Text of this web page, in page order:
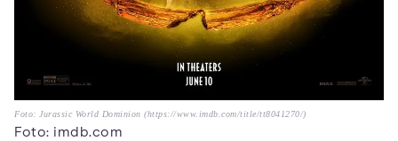
Foto: Jurassic World Dominion (https://www.imdb.com/title/tt8041270/)
Foto: imdb.com